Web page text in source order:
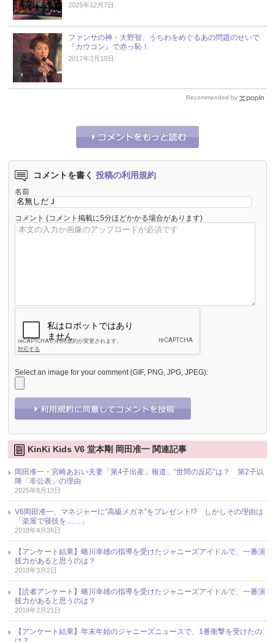
2025年12月7日
ファンサの神・大野智、うちわをめぐるあの問題のせいで
『カウコン』で赤っ恥！
2017年3月10日
Recommended by
コメントを書く 投稿の利用規約
名前
コメント (コメント掲載に5分ほどかかる場合があります)
Select an image for your comment (GIF, PNG, JPG, JPEG):
KinKi Kids V6 堂本剛 岡田准一 関連記事
岡田准一・宮崎あおい夫妻「第4子出産」報道、“世間の反応”は？ 第2子以
降「非公表」の理由
2025年8月13日
V6岡田准一、マネジャーに“高級メガネ”をプレゼント!? しかしその理由は
「楽屋で寝技を……」
2018年4月26日
【アンケート結果】蜷川幸雄の指導を受けたジャニーズアイドルで、一番演
技力があると思うのは？
2018年3月2日
【読者アンケート】蜷川幸雄の指導を受けたジャニーズアイドルで、一番演
技力があると思うのは？
2018年2月21日
【アンケート結果】年末年始のジャニーズニュースで、1番衝撃を受けたの